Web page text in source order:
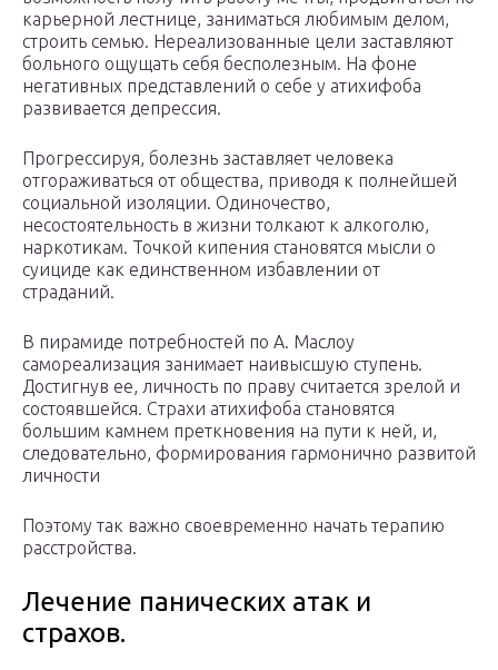
карьерной лестнице, заниматься любимым делом,
строить семью. Нереализованные цели заставляют
больного ощущать себя бесполезным. На фоне
негативных представлений о себе у атихифоба
развивается депрессия.
Прогрессируя, болезнь заставляет человека
отгораживаться от общества, приводя к полнейшей
социальной изоляции. Одиночество,
несостоятельность в жизни толкают к алкоголю,
наркотикам. Точкой кипения становятся мысли о
суициде как единственном избавлении от
страданий.
В пирамиде потребностей по А. Маслоу
самореализация занимает наивысшую ступень.
Достигнув ее, личность по праву считается зрелой и
состоявшейся. Страхи атихифоба становятся
большим камнем преткновения на пути к ней, и,
следовательно, формирования гармонично развитой
личности
Поэтому так важно своевременно начать терапию
расстройства.
Лечение панических атак и
страхов.